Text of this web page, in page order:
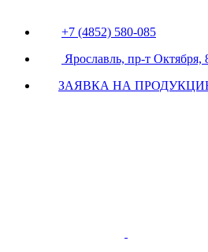
+7 (4852) 580-085
Ярославль, пр-т Октября,
ЗАЯВКА НА